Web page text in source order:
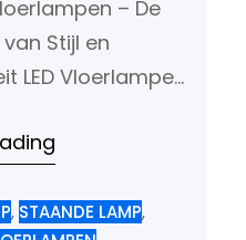
– De
Stijl en
LED Vloerlampen
LED vloerlampen
, STAANDE LAMP,